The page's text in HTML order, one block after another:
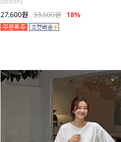
27,600원 33,600원 18%